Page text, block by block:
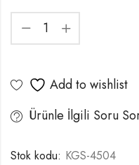
Add to wishlist
Ürünle İlgili Soru
Stok kodu: KGS-4504